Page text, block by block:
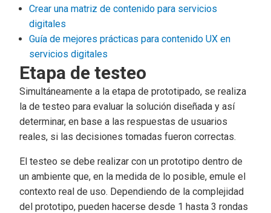
Crear una matriz de contenido para servicios
digitales
Guía de mejores prácticas para contenido UX en
servicios digitales
Etapa de testeo
Simultáneamente a la etapa de prototipado, se realiza
la de testeo para evaluar la solución diseñada y así
determinar, en base a las respuestas de usuarios
reales, si las decisiones tomadas fueron correctas.
El testeo se debe realizar con un prototipo dentro de
un ambiente que, en la medida de lo posible, emule el
contexto real de uso. Dependiendo de la complejidad
del prototipo, pueden hacerse desde 1 hasta 3 rondas